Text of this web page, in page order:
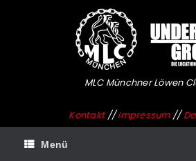
MLC Münchner Löwen
Kontakt//Impressum//
Menü